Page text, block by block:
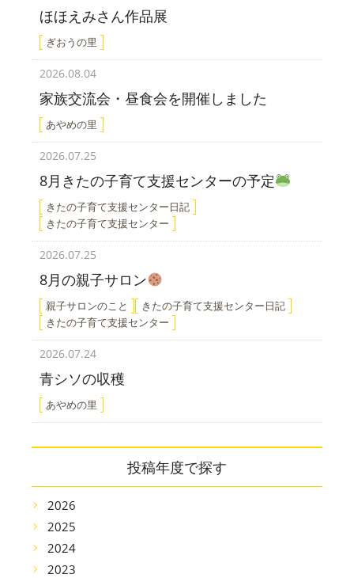
ほほえみさん作品展
ぎおうの里
2026.08.04
家族交流会・昼食会を開催しました
あやめの里
2026.07.25
8月きたの子育て支援センターの予定
きたの子育て支援センター日記
きたの子育て支援センター
2026.07.25
8月の親子サロン
親子サロンのこと
きたの子育て支援センター日記
きたの子育て支援センター
2026.07.24
青シソの収穫
あやめの里
投稿年度で探す
2026
2025
2024
2023